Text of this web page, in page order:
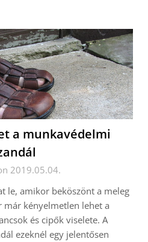
a munkavédelmi
2019.05.04.
le, amikor beköszönt a meleg
már kényelmetlen lehet a
és cipők viselete. A
ezeknél egy jelentősen